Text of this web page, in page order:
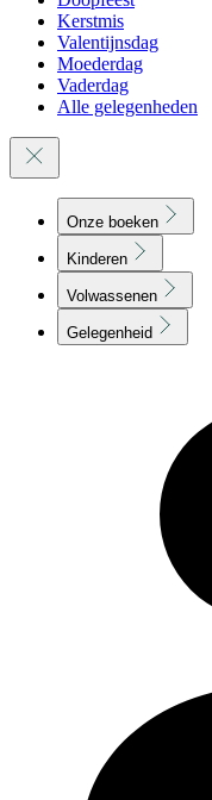
Kerstmis
Valentijnsdag
Moederdag
Vaderdag
Alle gelegenheden
Onze boeken
Kinderen
Volwassenen
Gelegenheid